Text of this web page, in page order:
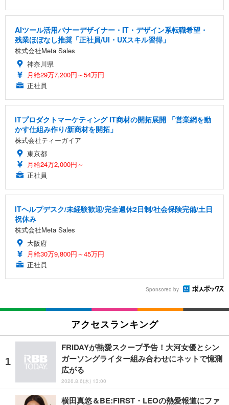
AIツール活用バナーデザイナー・IT・デザイン系転職希望・
残業ほぼなし推奨「正社員/UI・UXスキル習得」
株式会社Meta Sales
神奈川県
月給29万7,200円～54万円
正社員
ITプロダクトマーケティング IT商材の開拓展開 「営業網を動
かす仕組み作り/新商材を開拓」
株式会社ティーガイア
東京都
月給24万2,000円～
正社員
ITヘルプデスク/未経験歓迎/完全週休2日制/社会保険完備/土日
祝休み
株式会社Meta Sales
大阪府
月給30万9,800円～45万円
正社員
Sponsored by
アクセスランキング
FRIDAYが熱愛スクープ予告！大河女優とシン
ガーソングライター組み合わせにネットで憶測
広がる
2026.8.6(木) 13:00
横田真悠＆BE:FIRST・LEOの熱愛報道にファ